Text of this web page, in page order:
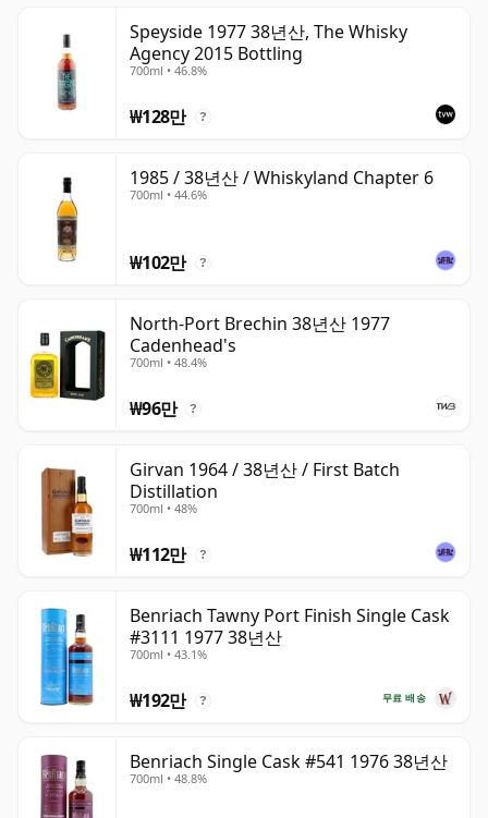
Speyside 1977 38년산, The Whisky
Agency 2015 Bottling
700ml • 46.8%
₩128만 ?
1985 / 38년산 / Whiskyland Chapter 6
700ml • 44.6%
₩102만 ?
North-Port Brechin 38년산 1977
Cadenhead's
700ml • 48.4%
₩96만 ?
Girvan 1964 / 38년산 / First Batch
Distillation
700ml • 48%
₩112만 ?
Benriach Tawny Port Finish Single Cask
#3111 1977 38년산
700ml • 43.1%
무료 배송
₩192만 ?
Benriach Single Cask #541 1976 38년산
700ml • 48.8%